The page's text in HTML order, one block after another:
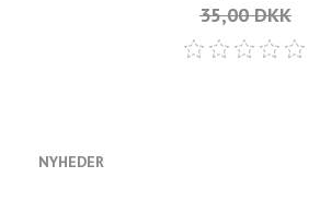
35,00 DKK
NYHEDER